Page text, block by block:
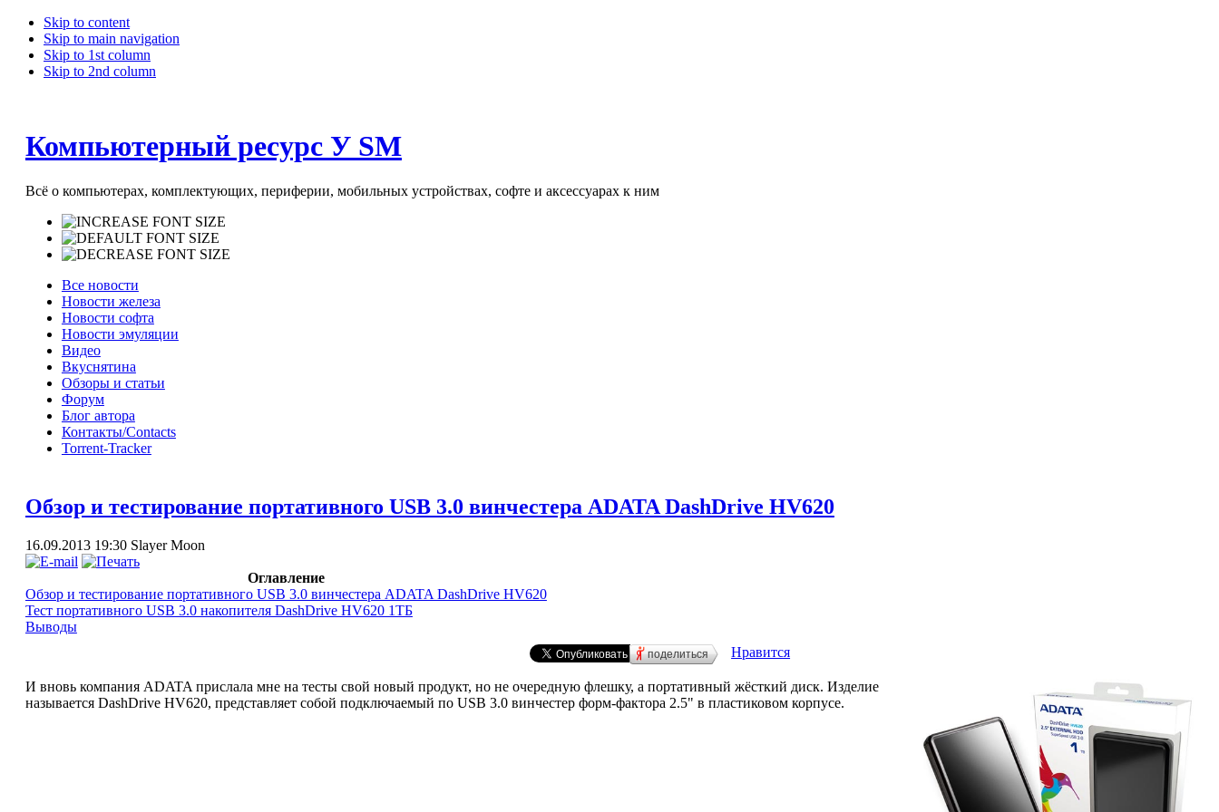
Skip to content
Skip to main navigation
Skip to 1st column
Skip to 2nd column
Компьютерный ресурс У SM
Всё о компьютерах, комплектующих, периферии, мобильных устройствах, софте и аксессуарах к ним
Все новости
Новости железа
Новости софта
Новости эмуляции
Видео
Вкуснятина
Обзоры и статьи
Форум
Блог автора
Контакты/Contacts
Torrent-Tracker
Обзор и тестирование портативного USB 3.0 винчестера ADATA DashDrive HV620
16.09.2013 19:30 Slayer Moon
Оглавление
Обзор и тестирование портативного USB 3.0 винчестера ADATA DashDrive HV620
Тест портативного USB 3.0 накопителя DashDrive HV620 1ТБ
Выводы
поделиться Нравится
И вновь компания ADATA прислала мне на тесты свой новый продукт, но не очередную флешку, а портативный жёсткий диск. Изделие
называется DashDrive HV620, представляет собой подключаемый по USB 3.0 винчестер форм-фактора 2.5" в пластиковом корпусе.